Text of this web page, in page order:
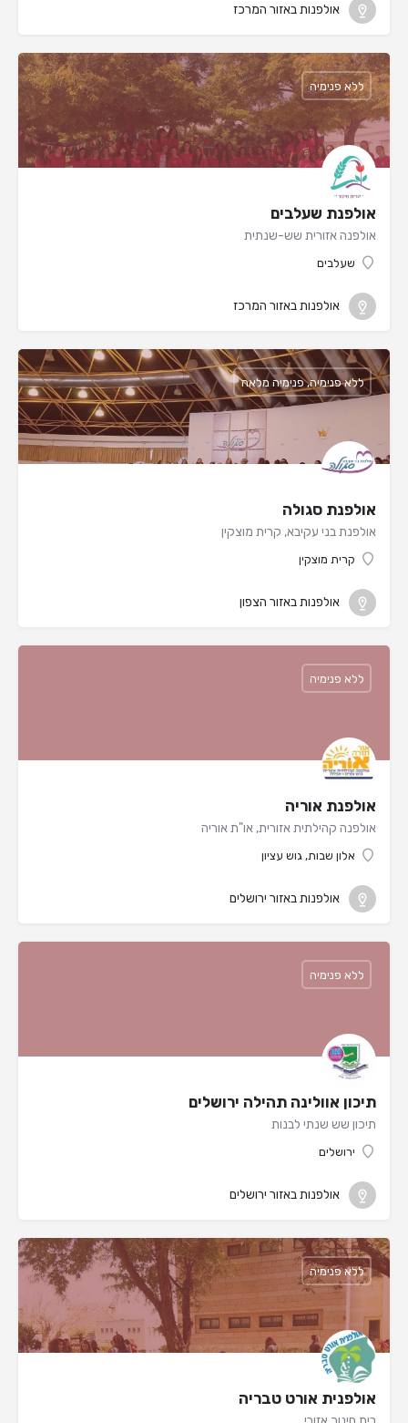
אולפנות באזור המרכז
אולפנת שעלבים
אולפנה אזורית שש-שנתית
שעלבים
ללא פנימיה
אולפנות באזור המרכז
אולפנת סגולה
אולפנת בני עקיבא, קרית מוצקין
קרית מוצקין
ללא פנימיה, פנימיה מלאה
אולפנות באזור הצפון
אולפנת אוריה
אולפנה קהילתית אזורית, או"ת אוריה
אלון שבות, גוש עציון
ללא פנימיה
אולפנות באזור ירושלים
תיכון אוולינה תהילה ירושלים
תיכון שש שנתי לבנות
ירושלים
ללא פנימיה
אולפנות באזור ירושלים
אולפנית אורט טבריה
ללא פנימיה